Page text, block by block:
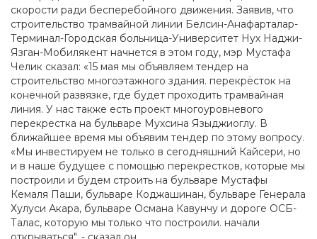
скорости ради бесперебойного движения. Заявив, что
строительство трамвайной линии Белсин-Анафарталар-
Терминал-Городская больница-Университет Нух Наджи-
Язган-Мобилякент начнется в этом году, мэр Мустафа
Челик сказал: «15 мая мы объявляем тендер на
строительство многоэтажного здания. перекрёсток на
конечной развязке, где будет проходить трамвайная
линия. У нас также есть проект многоуровневого
перекрестка на бульваре Мухсина Языджиоглу. В
ближайшее время мы объявим тендер по этому вопросу.
«Мы инвестируем не только в сегодняшний Кайсери, но
и в наше будущее с помощью перекрестков, которые мы
построили и будем строить на бульваре Мустафы
Кемаля Паши, бульваре Коджашинан, бульваре Генерала
Хулуси Акара, бульваре Османа Кавунчу и дороге ОСБ-
Талас, которую мы только что построили. начали